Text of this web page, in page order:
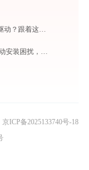
如何轻松下载和安装索尼DPP-FP97打印机驱动？跟着这篇指南走
完美解决佳能LBP7110Cw/7100Cn打印机驱动安装困扰，全面下载安装教程
京ICP备2025133740号-18